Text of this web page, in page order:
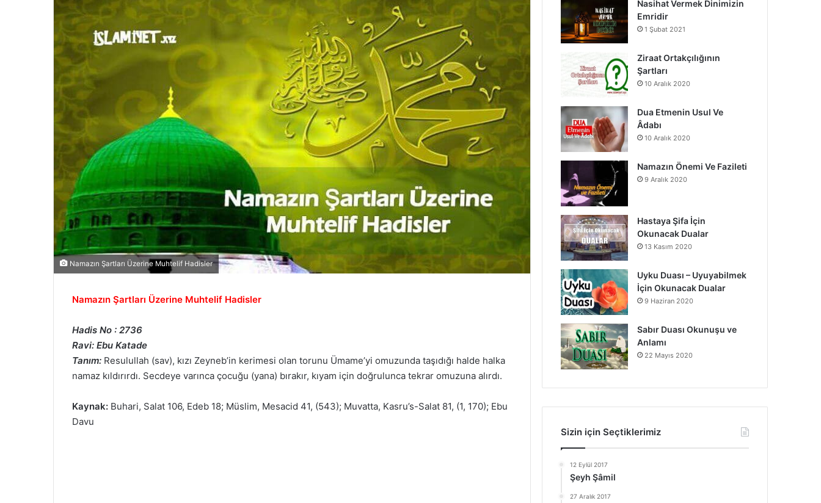
Namazın Şartları Üzerine Muhtelif Hadisler
Namazın Şartları Üzerine Muhtelif Hadisler
Hadis No : 2736
Ravi: Ebu Katade
Tanım: Resulullah (sav), kızı Zeyneb’in kerimesi olan torunu Ümame’yi omuzunda taşıdığı halde halka
namaz kıldırırdı. Secdeye varınca çocuğu (yana) bırakır, kıyam için doğrulunca tekrar omuzuna alırdı.
Kaynak: Buhari, Salat 106, Edeb 18; Müslim, Mesacid 41, (543); Muvatta, Kasru’s-Salat 81, (1, 170); Ebu
Davu
o
o
k
b
g
a
Nasihat Vermek Dinimizin
Emridir
1 Şubat 2021
Ziraat Ortakçılığının
Şartları
10 Aralık 2020
Dua Etmenin Usul Ve
Âdabı
10 Aralık 2020
Namazın Önemi Ve Fazileti
9 Aralık 2020
Hastaya Şifa İçin
Okunacak Dualar
13 Kasım 2020
Uyku Duası – Uyuyabilmek
İçin Okunacak Dualar
9 Haziran 2020
Sabır Duası Okunuşu ve
Anlamı
22 Mayıs 2020
Sizin için Seçtiklerimiz
12 Eylül 2017
Şeyh Şâmil
27 Aralık 2017